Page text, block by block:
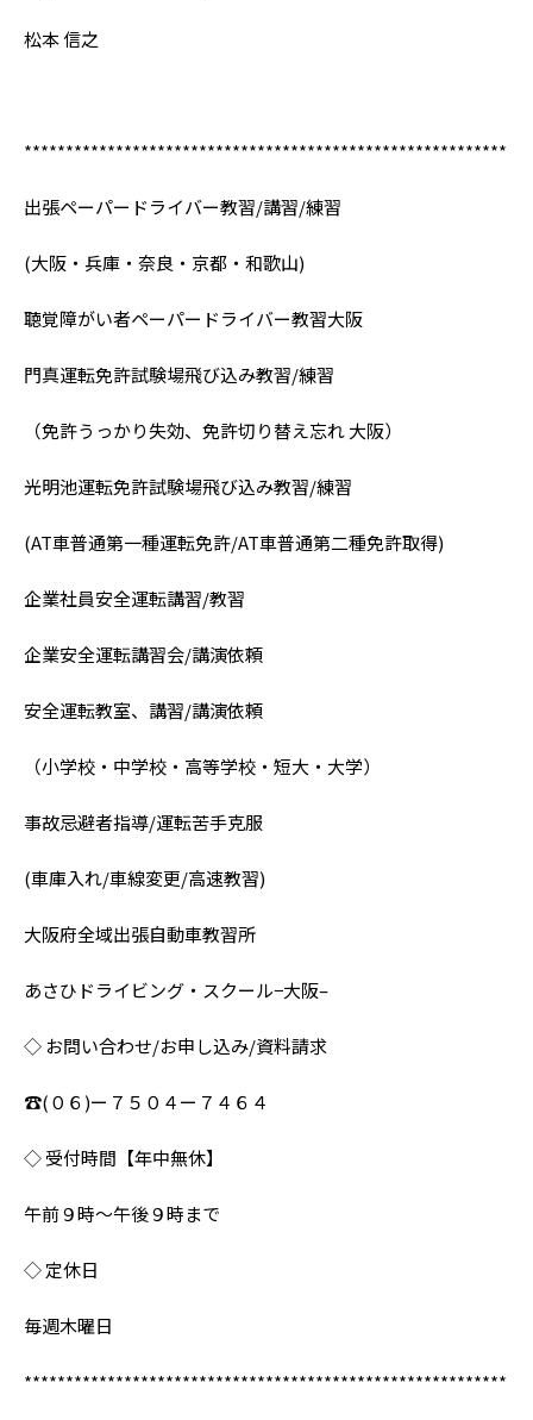
松本 信之
**********************************************************
出張ペーパードライバー教習/講習/練習
(大阪・兵庫・奈良・京都・和歌山)
聴覚障がい者ペーパードライバー教習大阪
門真運転免許試験場飛び込み教習/練習
（免許うっかり失効、免許切り替え忘れ 大阪）
光明池運転免許試験場飛び込み教習/練習
(AT車普通第一種運転免許/AT車普通第二種免許取得)
企業社員安全運転講習/教習
企業安全運転講習会/講演依頼
安全運転教室、講習/講演依頼
（小学校・中学校・高等学校・短大・大学）
事故忌避者指導/運転苦手克服
(車庫入れ/車線変更/高速教習)
大阪府全域出張自動車教習所
あさひドライビング・スクール−大阪–
◇ お問い合わせ/お申し込み/資料請求
☎︎(０６)ー７５０４ー７４６４
◇ 受付時間【年中無休】
午前９時〜午後９時まで
◇ 定休日
毎週木曜日
**********************************************************